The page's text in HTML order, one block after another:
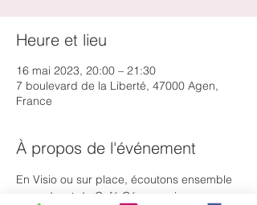
Heure et lieu
16 mai 2023, 20:00 – 21:30
7 boulevard de la Liberté, 47000 Agen,
France
À propos de l'événement
En Visio ou sur place, écoutons ensemble
un podcast de Café César,  puis